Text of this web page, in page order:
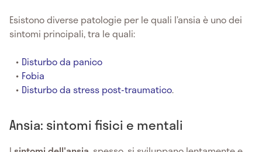
Esistono diverse patologie per le quali l’ansia è uno dei
sintomi principali, tra le quali:
Disturbo da panico
Fobia
Disturbo da stress post-traumatico.
Ansia: sintomi fisici e mentali